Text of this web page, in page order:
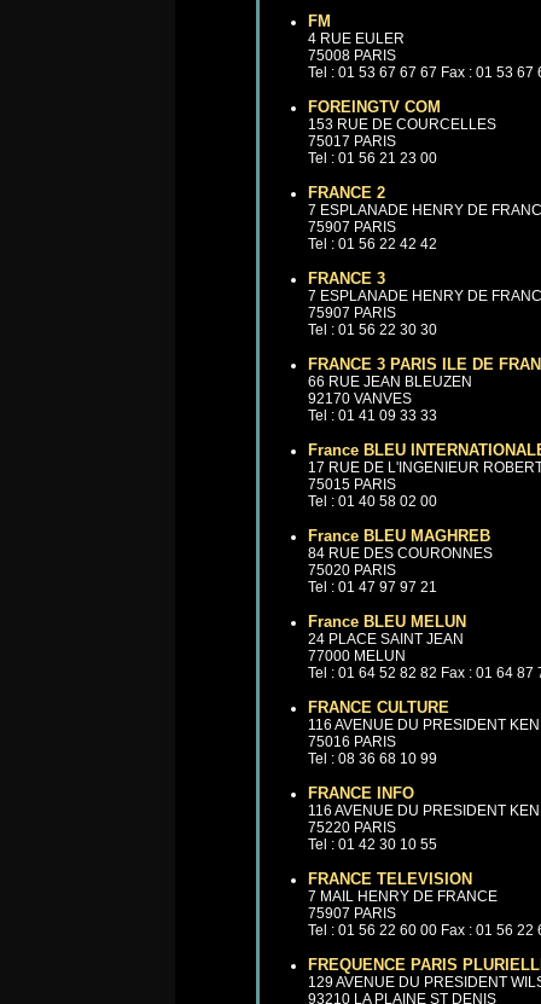
FM
4 RUE EULER
75008 PARIS
Tel : 01 53 67 67 67 Fax : 01 53 67
FOREINGTV COM
153 RUE DE COURCELLES
75017 PARIS
Tel : 01 56 21 23 00
FRANCE 2
7 ESPLANADE HENRY DE
75907 PARIS
Tel : 01 56 22 42 42
FRANCE 3
7 ESPLANADE HENRY DE
75907 PARIS
Tel : 01 56 22 30 30
FRANCE 3 PARIS ILE DE
66 RUE JEAN BLEUZEN
92170 VANVES
Tel : 01 41 09 33 33
France BLEU
17 RUE DE L'INGENIEUR
75015 PARIS
Tel : 01 40 58 02 00
France BLEU MAGHREB
84 RUE DES COURONNES
75020 PARIS
Tel : 01 47 97 97 21
France BLEU MELUN
24 PLACE SAINT JEAN
77000 MELUN
Tel : 01 64 52 82 82 Fax : 01 64 87
FRANCE CULTURE
116 AVENUE DU PRESIDENT
75016 PARIS
Tel : 08 36 68 10 99
FRANCE INFO
116 AVENUE DU PRESIDENT
75220 PARIS
Tel : 01 42 30 10 55
FRANCE TELEVISION
7 MAIL HENRY DE FRANCE
75907 PARIS
Tel : 01 56 22 60 00 Fax : 01 56 22
FREQUENCE PARIS
129 AVENUE DU PRESIDENT
93210 LA PLAINE ST DENIS